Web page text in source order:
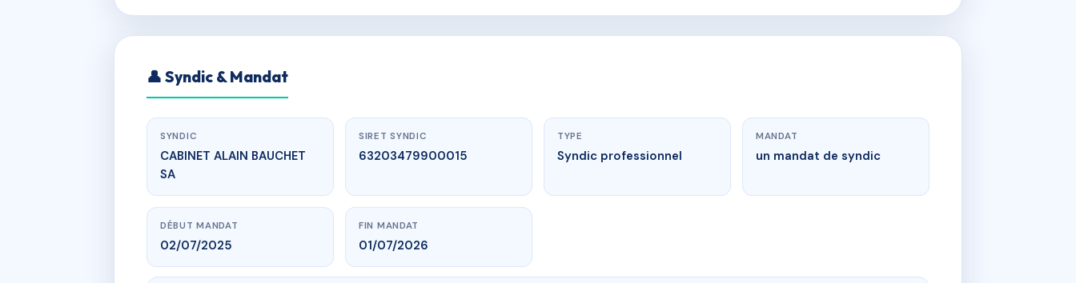
👤 Syndic & Mandat
SYNDIC
CABINET ALAIN BAUCHET
SA
SIRET SYNDIC
63203479900015
TYPE
Syndic professionnel
MANDAT
un mandat de syndic
DÉBUT MANDAT
02/07/2025
FIN MANDAT
01/07/2026